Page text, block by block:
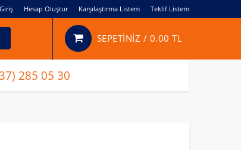
Giriş Hesap Oluştur Karşılaştırma Listem Teklif Listem
SEPETİNİZ / 0.00 TL
285 05 30